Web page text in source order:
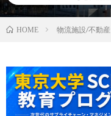
HOME 物流施設/不動産